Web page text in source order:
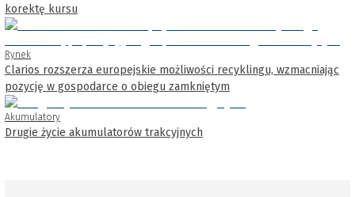
korektę kursu
Rynek
Clarios rozszerza europejskie możliwości recyklingu, wzmacniając
pozycję w gospodarce o obiegu zamkniętym
Akumulatory
Drugie życie akumulatorów trakcyjnych